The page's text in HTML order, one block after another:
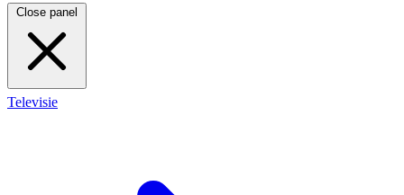
Close panel
Televisie